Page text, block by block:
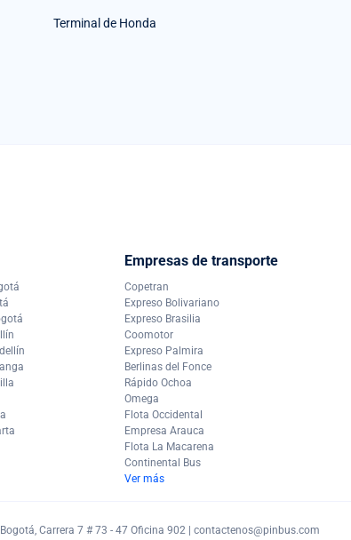
Terminal de Honda
Empresas de transporte
Copetran
Expreso Bolivariano
Expreso Brasilia
Coomotor
Expreso Palmira
Berlinas del Fonce
Rápido Ochoa
Omega
Flota Occidental
Empresa Arauca
Flota La Macarena
Continental Bus
Ver más
Carrera 7 # 73 - 47 Oficina 902 | contactenos@pinbus.com